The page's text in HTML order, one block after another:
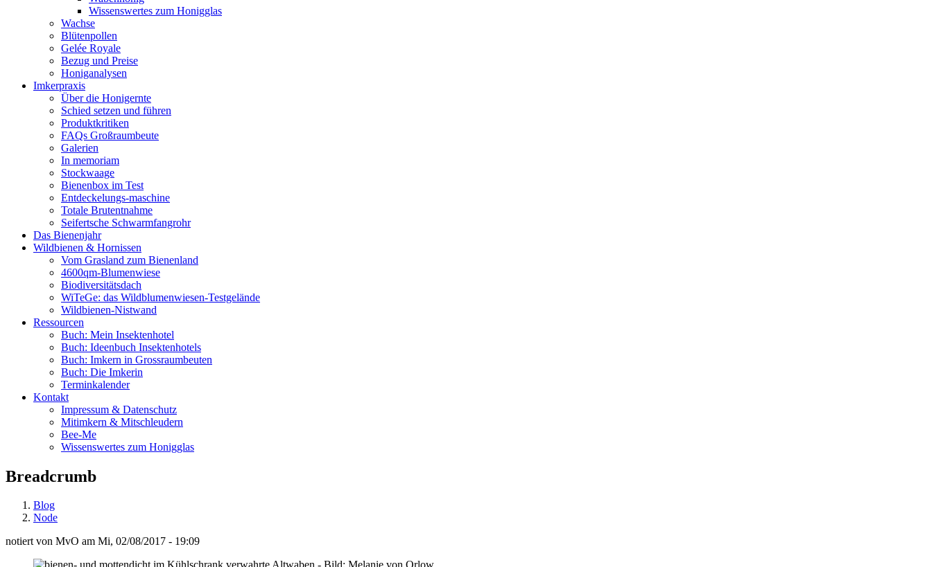
Wissenswertes zum Honigglas
Wachse
Blütenpollen
Gelée Royale
Bezug und Preise
Honiganalysen
Imkerpraxis
Über die Honigernte
Schied setzen und führen
Produktkritiken
FAQs Großraumbeute
Galerien
In memoriam
Stockwaage
Bienenbox im Test
Entdeckelungs-maschine
Totale Brutentnahme
Seifertsche Schwarmfangrohr
Das Bienenjahr
Wildbienen & Hornissen
Vom Grasland zum Bienenland
4600qm-Blumenwiese
Biodiversitätsdach
WiTeGe: das Wildblumenwiesen-Testgelände
Wildbienen-Nistwand
Ressourcen
Buch: Mein Insektenhotel
Buch: Ideenbuch Insektenhotels
Buch: Imkern in Grossraumbeuten
Buch: Die Imkerin
Terminkalender
Kontakt
Impressum & Datenschutz
Mitimkern & Mitschleudern
Bee-Me
Wissenswertes zum Honigglas
Breadcrumb
Blog
Node
notiert von MvO am Mi, 02/08/2017 - 19:09